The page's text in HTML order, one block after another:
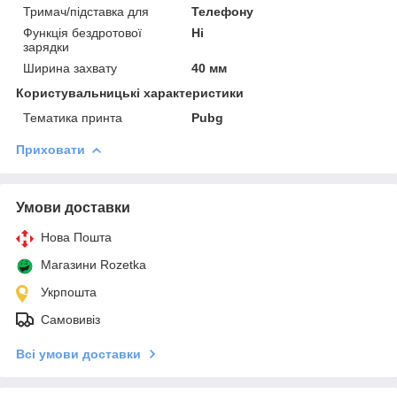
Тримач/підставка для
Телефону
Функція бездротової
зарядки
Ні
Ширина захвату
40 мм
Користувальницькі характеристики
Тематика принта
Pubg
Приховати
Умови доставки
Нова Пошта
Магазини Rozetka
Укрпошта
Самовивіз
Всі умови доставки